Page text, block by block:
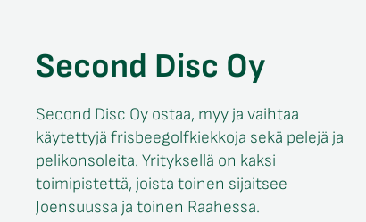
Second Disc Oy
Second Disc Oy ostaa, myy ja vaihtaa
käytettyjä frisbeegolfkiekkoja sekä pelejä ja
pelikonsoleita. Yrityksellä on kaksi
toimipistettä, joista toinen sijaitsee
Joensuussa ja toinen Raahessa.